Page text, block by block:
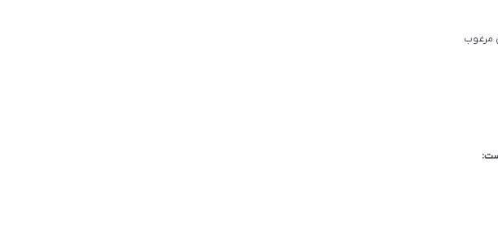
مرغوب